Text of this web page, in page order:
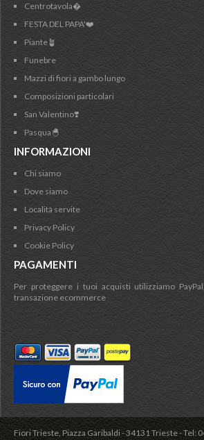
Centrotavola�
FESTA DEL PAPA'❤️
Piante🪴
Funebre
Mazzi di fiori a gambo lungo
Composizioni particolari
San Valentino❣️
Pasqua🐣
INFORMAZIONI
Chi siamo
Dove siamo
Località servite
Privacy Policy
Cookie Policy
PAGAMENTI
Per proteggere i tuoi acquisti utilizziamo
transazione ecommerce
Fiori Trieste, Piazza Garibaldi - 34131 Trieste - Tel: